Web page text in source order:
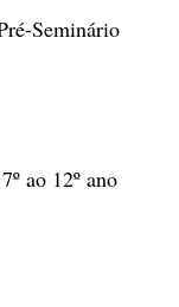
Seminário
ao 12º ano